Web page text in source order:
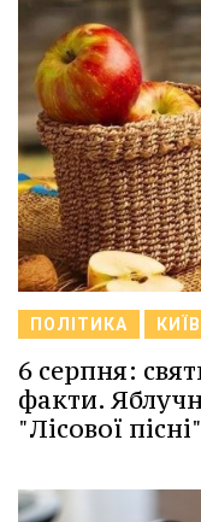
ПОЛІТИКА КИЇВ
6 серпня:
факти.
"Лісової